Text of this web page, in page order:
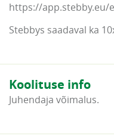
https://app.stebby.eu/
Stebbys saadaval ka
Koolituse info
Juhendaja võimalus.